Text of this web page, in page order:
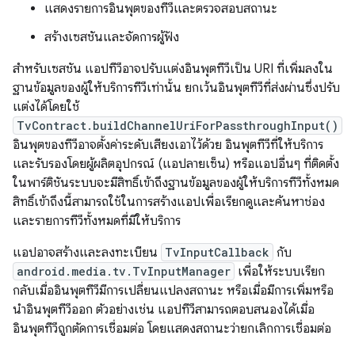
แสดงรายการอินพุตของทีวีและตรวจสอบสถานะ
สร้างเซสชันและจัดการผู้ฟัง
สำหรับเซสชัน แอปทีวีอาจปรับแต่งอินพุตทีวีเป็น URI ที่เพิ่มลงใน
ฐานข้อมูลของผู้ให้บริการทีวีเท่านั้น ยกเว้นอินพุตทีวีที่ส่งผ่านซึ่งปรับ
แต่งได้โดยใช้
TvContract.buildChannelUriForPassthroughInput()
อินพุตของทีวีอาจตั้งค่าระดับเสียงเอาไว้ด้วย อินพุตทีวีที่ให้บริการ
และรับรองโดยผู้ผลิตอุปกรณ์ (แอปลายเซ็น) หรือแอปอื่นๆ ที่ติดตั้ง
ในพาร์ติชันระบบจะมีสิทธิ์เข้าถึงฐานข้อมูลของผู้ให้บริการทีวีทั้งหมด
สิทธิ์เข้าถึงนี้สามารถใช้ในการสร้างแอปเพื่อเรียกดูและค้นหาช่อง
และรายการทีวีทั้งหมดที่มีให้บริการ
แอปอาจสร้างและลงทะเบียน TvInputCallback กับ
android.media.tv.TvInputManager เพื่อให้ระบบเรียก
กลับเมื่ออินพุตทีวีมีการเปลี่ยนแปลงสถานะ หรือเมื่อมีการเพิ่มหรือ
นำอินพุตทีวีออก ตัวอย่างเช่น แอปทีวีสามารถตอบสนองได้เมื่อ
อินพุตทีวีถูกตัดการเชื่อมต่อ โดยแสดงสถานะว่ายกเลิกการเชื่อมต่อ